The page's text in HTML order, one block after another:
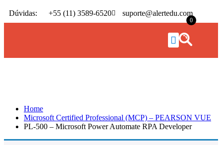
Dúvidas: +55 (11) 3589-6520 suporte@alertedu.com
0
Home
Microsoft Certified Professional (MCP) – PEARSON VUE
PL-500 – Microsoft Power Automate RPA Developer